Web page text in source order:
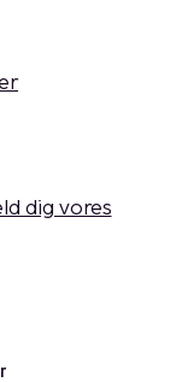
dig vores